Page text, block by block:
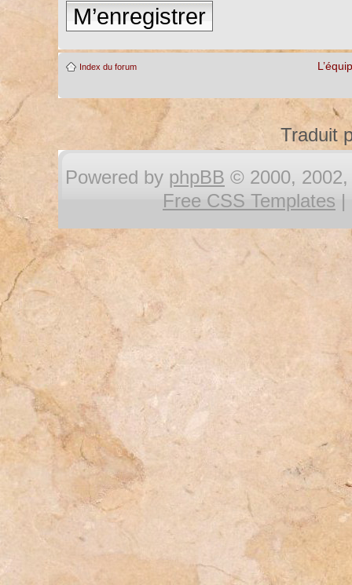
M’enregistrer
Index du forum
Traduit
Powered by phpBB © 2000, 2002,
Free CSS Templates |